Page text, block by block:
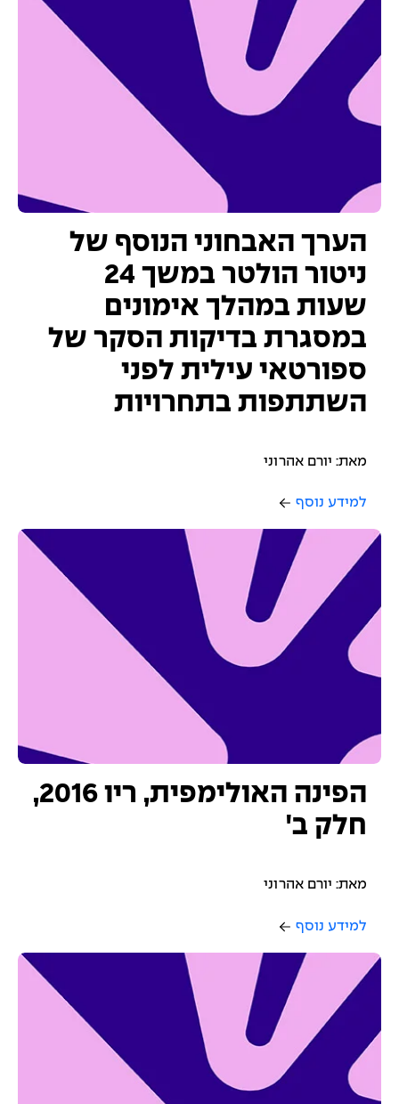
הערך האבחוני הנוסף של
ניטור הולטר במשך 24
שעות במהלך אימונים
במסגרת בדיקות הסקר של
ספורטאי עילית לפני
השתתפות בתחרויות
מאת: יורם אהרוני
למידע נוסף
הפינה האולימפית, ריו 2016,
חלק ב'
מאת: יורם אהרוני
למידע נוסף